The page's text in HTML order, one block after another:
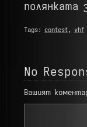
полянката
Tags: contest, vhf
No
Вашият